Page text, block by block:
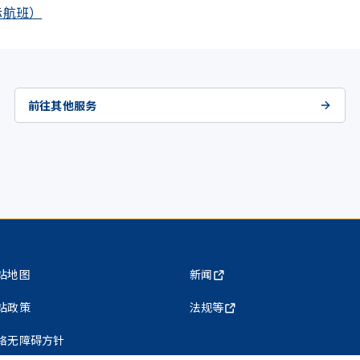
班）
前往其他服务
地图
政策
无障碍方针
新闻
法规等